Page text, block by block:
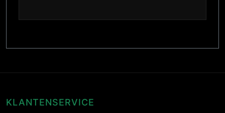
KLANTENSERVICE